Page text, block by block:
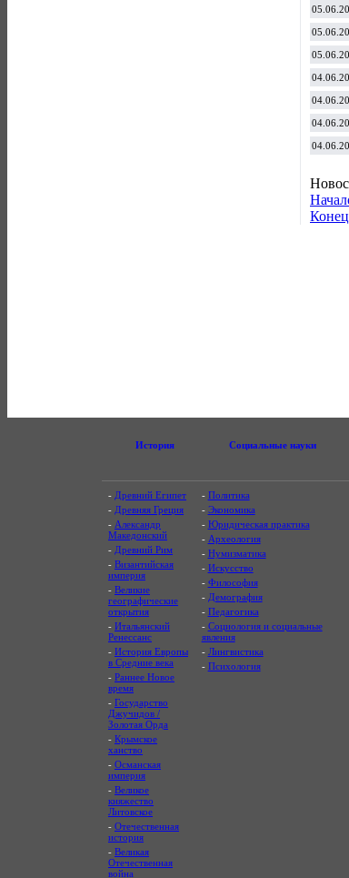
Конец
История Социальные науки
- Древний Египет
- Древняя Греция
- Александр
Македонский
- Древний Рим
- Византийская
империя
- Великие
географические
открытия
- Итальянский
Ренессанс
- История Европы
в Средние века
- Раннее Новое
время
- Государство
Джучидов /
Золотая Орда
- Крымское
ханство
- Османская
империя
- Великое
княжество
Литовское
- Отечественная
история
- Великая
Отечественная
война
- Политика
- Экономика
- Юридическая практика
- Археология
- Нумизматика
- Искусство
- Философия
- Демография
- Педагогика
- Социология и социальные
явления
- Лингвистика
- Психология